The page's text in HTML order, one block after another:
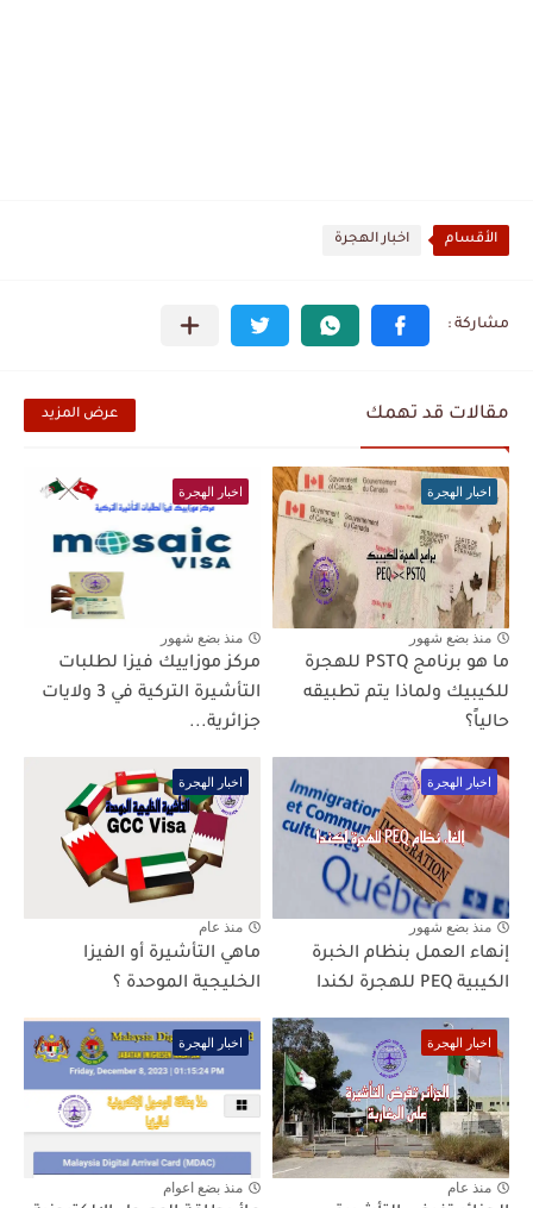
الأقسام اخبار الهجرة
مقالات قد تهمك عرض المزيد
اخبار الهجرة
منذ بضع شهور
ما هو برنامج PSTQ للهجرة
للكيبيك ولماذا يتم تطبيقه
حالياً؟
اخبار الهجرة
منذ بضع شهور
مركز موزاييك فيزا لطلبات
التأشيرة التركية في 3 ولايات
جزائرية...
اخبار الهجرة
منذ بضع شهور
إنهاء العمل بنظام الخبرة
الكيبية PEQ للهجرة لكندا
اخبار الهجرة
منذ عام
ماهي التأشيرة أو الفيزا
الخليجية الموحدة ؟
اخبار الهجرة
منذ عام
اخبار الهجرة
منذ بضع اعوام